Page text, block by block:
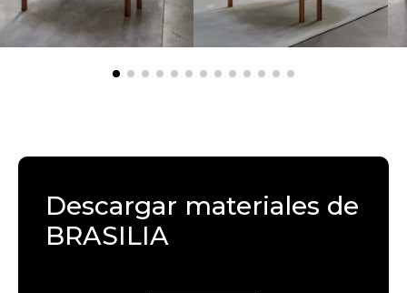
Descargar materiales de
BRASILIA